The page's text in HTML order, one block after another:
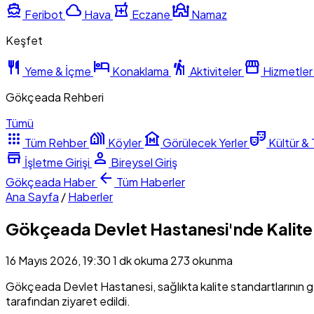
directions_boat Feribot cloud Hava local_pharmacy EczanemosqueNamaz
Keşfet
restaurant Yeme & İçme hotel Konaklama hiking Aktiviteler storefront Hizmetler
Gökçeada Rehberi
Tümü
apps Tüm Rehber holiday_village Köyler museum Görülecek Yerlertheater_comedy Kültür &
store İşletme Girişi person Bireysel Giriş
Gökçeada Haber arrow_back Tüm Haberler
Ana Sayfa /Haberler
Gökçeada Devlet Hastanesi'nde
16 Mayıs 2026, 19:301 dk okuma 273 okunma
Gökçeada Devlet Hastanesi, sağlıkta kalite standartlarının
tarafından ziyaret edildi.